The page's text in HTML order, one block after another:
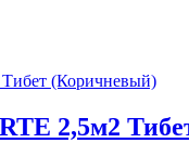
2,5м2